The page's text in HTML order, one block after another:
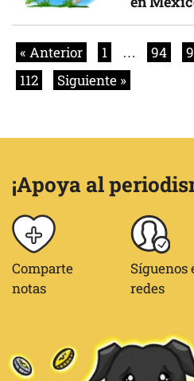
« Anterior 1 … 94
112
Siguiente »
¡Apoya al
Comparte
notas
Síguenos
redes